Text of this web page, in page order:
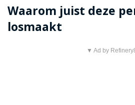
Waarom juist deze
losmaakt
▼ Ad by